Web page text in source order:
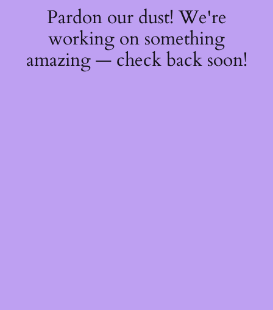
Pardon our dust! We're
working on something
amazing — check back soon!